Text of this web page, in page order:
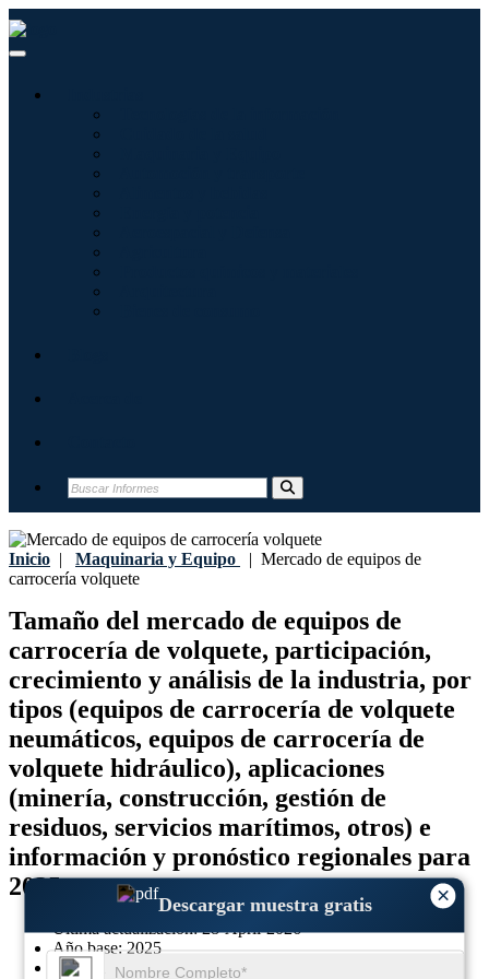
Inicio | Maquinaria y Equipo | Mercado de equipos de
carrocería volquete
Tamaño del mercado de equipos de
carrocería de volquete, participación,
crecimiento y análisis de la industria, por
tipos (equipos de carrocería de volquete
neumáticos, equipos de carrocería de
volquete hidráulico), aplicaciones
(minería, construcción, gestión de
residuos, servicios marítimos, otros) e
información y pronóstico regionales para
2035
Última actualización:28-April-2026
Año base:2025
Datos históricos: 2021-2024
×
Descargar muestra gratis